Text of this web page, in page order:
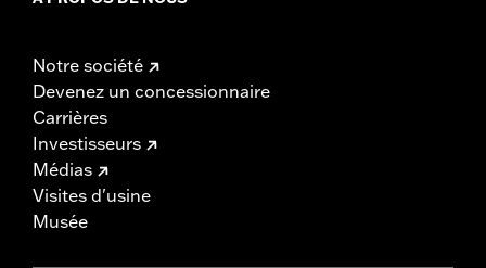
Notre société
Devenez un concessionnaire
Carrières
Investisseurs
Médias
Visites d'usine
Musée